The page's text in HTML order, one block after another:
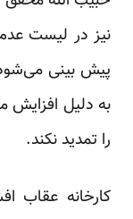
نیز در لیست عدم
پیش بینی
را تمدید نکند.
کارخانه عقاب